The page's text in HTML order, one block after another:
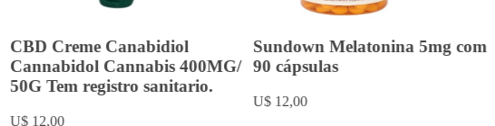
CBD Creme Canabidiol
Cannabidol Cannabis 400MG/
50G Tem registro sanitario.
U$ 12,00
Sundown Melatonina 5mg com
90 cápsulas
U$ 12,00